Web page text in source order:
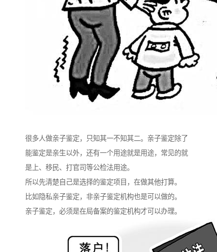
很多人做亲子鉴定，只知其一不知其二。亲子鉴定除了
能鉴定是亲生以外，还有一个用途就是用途，常见的就
是上、移民、打官司等公检法用途。
所以先清楚自己是选择的鉴定项目，在做其他打算。
比如隐私亲子鉴定，非亲子鉴定机构也是可以做的。
亲子鉴定，必须是在局备案的鉴定机构才可以办理。